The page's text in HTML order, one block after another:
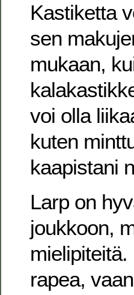
Kastiketta
sen
mukaan,
voi olla
kuten
kaapistani
Larp on
joukkoon,
rapea,